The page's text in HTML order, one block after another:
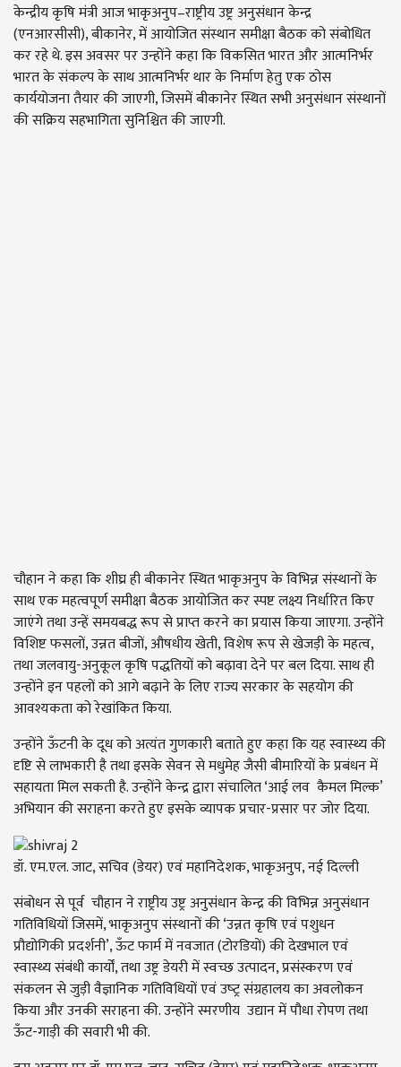
केन्द्रीय कृषि मंत्री आज भाकृअनुप–राष्ट्रीय उष्ट्र अनुसंधान केन्द्र
(एनआरसीसी), बीकानेर, में आयोजित संस्थान समीक्षा बैठक को संबोधित
कर रहे थे. इस अवसर पर उन्होंने कहा कि विकसित भारत और आत्मनिर्भर
भारत के संकल्प के साथ आत्मनिर्भर थार के निर्माण हेतु एक ठोस
कार्ययोजना तैयार की जाएगी, जिसमें बीकानेर स्थित सभी अनुसंधान संस्थानों
की सक्रिय सहभागिता सुनिश्चित की जाएगी.
चौहान ने कहा कि शीघ्र ही बीकानेर स्थित भाकृअनुप के विभिन्न संस्थानों के
साथ एक महत्वपूर्ण समीक्षा बैठक आयोजित कर स्पष्ट लक्ष्य निर्धारित किए
जाएंगे तथा उन्हें समयबद्ध रूप से प्राप्त करने का प्रयास किया जाएगा. उन्होंने
विशिष्ट फसलों, उन्नत बीजों, औषधीय खेती, विशेष रूप से खेजड़ी के महत्व,
तथा जलवायु-अनुकूल कृषि पद्धतियों को बढ़ावा देने पर बल दिया. साथ ही
उन्होंने इन पहलों को आगे बढ़ाने के लिए राज्य सरकार के सहयोग की
आवश्यकता को रेखांकित किया.
उन्होंने ऊँटनी के दूध को अत्यंत गुणकारी बताते हुए कहा कि यह स्वास्थ्य की
दृष्टि से लाभकारी है तथा इसके सेवन से मधुमेह जैसी बीमारियों के प्रबंधन में
सहायता मिल सकती है. उन्होंने केन्द्र द्वारा संचालित ‘आई लव कैमल मिल्क’
अभियान की सराहना करते हुए इसके व्यापक प्रचार-प्रसार पर जोर दिया.
डॉ. एम.एल. जाट, सचिव (डेयर) एवं महानिदेशक, भाकृअनुप, नई दिल्ली
संबोधन से पूर्व चौहान ने राष्ट्रीय उष्ट्र अनुसंधान केन्द्र की विभिन्न अनुसंधान
गतिविधियों जिसमें, भाकृअनुप संस्थानों की ‘उन्नत कृषि एवं पशुधन
प्रौद्योगिकी प्रदर्शनी’, ऊँट फार्म में नवजात (टोरडियों) की देखभाल एवं
स्वास्थ्य संबंधी कार्यों, तथा उष्ट्र डेयरी में स्वच्छ उत्पादन, प्रसंस्करण एवं
संकलन से जुड़ी वैज्ञानिक गतिविधियों एवं उष्‍ट्र संग्रहालय का अवलोकन
किया और उनकी सराहना की. उन्होंने स्मरणीय उद्यान में पौधा रोपण तथा
ऊँट-गाड़ी की सवारी भी की.